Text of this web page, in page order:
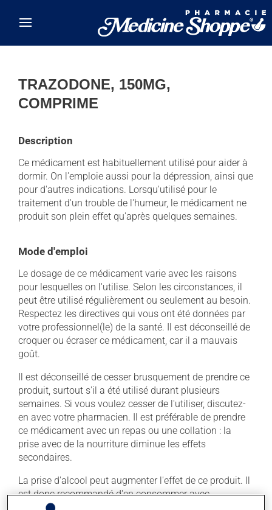
TRAZODONE, 150MG,
COMPRIME
Description
Ce médicament est habituellement utilisé pour aider à
dormir. On l'emploie aussi pour la dépression, ainsi que
pour d'autres indications. Lorsqu'utilisé pour le
traitement d'un trouble de l'humeur, le médicament ne
produit son plein effet qu'après quelques semaines.
Mode d'emploi
Le dosage de ce médicament varie avec les raisons
pour lesquelles on l'utilise. Selon les circonstances, il
peut être utilisé régulièrement ou seulement au besoin.
Respectez les directives qui vous ont été données par
votre professionnel(le) de la santé. Il est déconseillé de
croquer ou écraser ce médicament, car il a mauvais
goût.
Il est déconseillé de cesser brusquement de prendre ce
produit, surtout s'il a été utilisé durant plusieurs
semaines. Si vous voulez cesser de l'utiliser, discutez-
en avec votre pharmacien. Il est préférable de prendre
ce médicament avec un repas ou une collation : la
prise avec de la nourriture diminue les effets
secondaires.
La prise d'alcool peut augmenter l'effet de ce produit. Il
est donc recommandé d'en consommer avec
modération. Afin de savoir quelle quantité d'alcool